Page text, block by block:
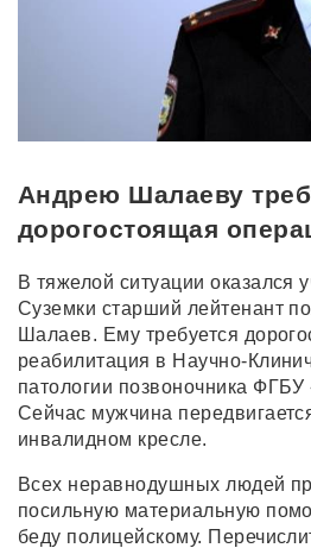
Андрею Шалаеву
дорогостоящая
В тяжелой ситуации оказался
Суземки старший лейтенант
Шалаев. Ему требуется
реабилитация в Научно-
патологии позвоночника
Сейчас мужчина
инвалидном кресле.
Всех неравнодушных людей
посильную материальную
беду полицейскому.